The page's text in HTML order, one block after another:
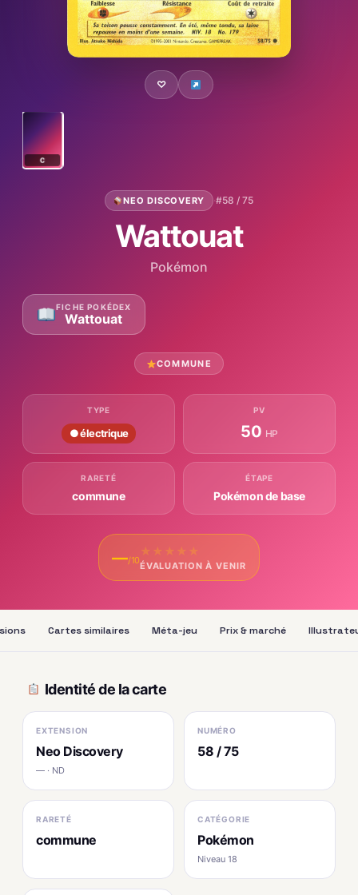
♡
C
NEO DISCOVERY ·#58 / 75
Wattouat
Pokémon
FICHE POKÉDEX
Wattouat
COMMUNE
TYPE
● électrique
PV
50 HP
RARETÉ
commune
ÉTAPE
Pokémon de base
—/10
★ ★ ★ ★ ★
ÉVALUATION À VENIR
Cartes similaires Méta-jeu Prix & marché
Identité de la carte
EXTENSION
Neo Discovery
— · ND
NUMÉRO
58 / 75
RARETÉ
commune
CATÉGORIE
Pokémon
Niveau 18